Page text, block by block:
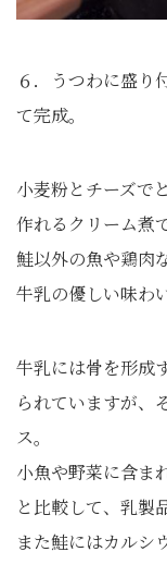
６．うつわに盛り
て完成。
小麦粉とチーズで
作れるクリーム煮で
鮭以外の魚や鶏肉
牛乳の優しい味わ
牛乳には骨を形成
られていますが、
ス。
小魚や野菜に含ま
と比較して、乳製
また鮭にはカルシ